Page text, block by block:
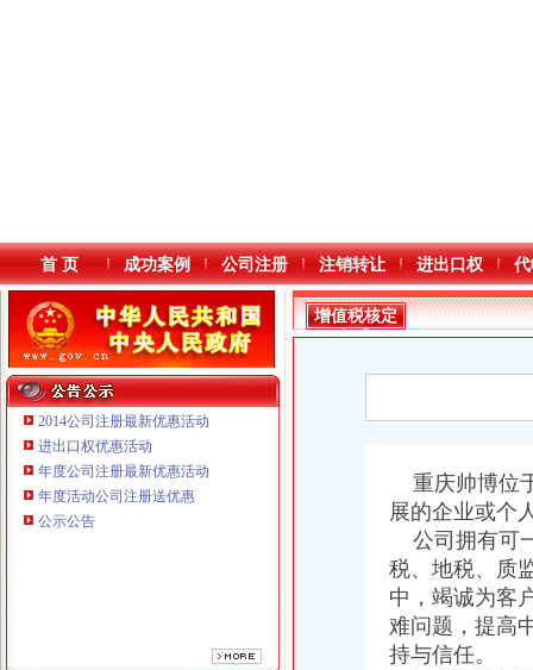
本站导航
首 页 成功案例 公司注册 注销转让 进出口权
2014公司注册最新优惠活动
进出口权优惠活动
年度公司注册最新优惠活动
年度活动公司注册送优惠
公示公告
增值税核定
标准
重庆帅博位
展的企业或个
公司拥有可
税、地税、质
中，竭诚为客
难问题，提高
持与信任。